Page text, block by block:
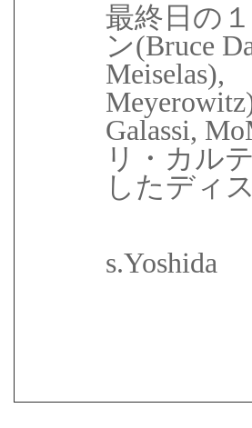
最終日の
ン(Bruce
Meiselas),
Galassi,
リ・カル
したディ
s.Yoshida